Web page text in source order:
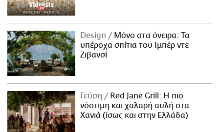
Design
Μόνο στα όνειρα: Τα
υπέροχα σπίτια του Ιμπέρ ντε
Ζιβανσί
Γεύση
Red Jane Grill: Η πιο
νόστιμη και χαλαρή αυλή στα
Χανιά (ίσως και στην Ελλάδα)